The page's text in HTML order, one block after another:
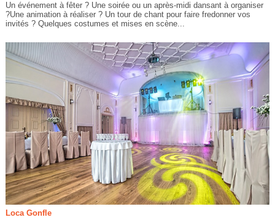
Un événement à fêter ? Une soirée ou un après-midi dansant à organiser
?Une animation à réaliser ? Un tour de chant pour faire fredonner vos
invités ? Quelques costumes et mises en scène...
Loca Gonfle